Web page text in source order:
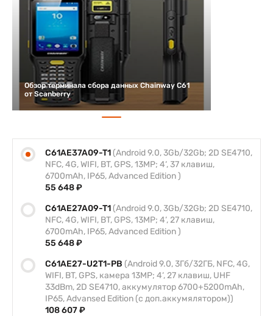
C61AE37A09-T1 (Android 9.0, 3Gb/32Gb; 2D SE4710,
NFC, 4G, WIFI, BT, GPS, 13MP; 4‘, 37 клавиш,
6700mAh, IP65, Advanced Edition )
55 648 ₽
C61AE27A09-T1 (Android 9.0, 3Gb/32Gb; 2D SE4710,
NFC, 4G, WIFI, BT, GPS, 13MP; 4‘, 27 клавиш,
6700mAh, IP65, Advanced Edition )
55 648 ₽
C61AE27-U2T1-PB (Android 9.0, 3Гб/32ГБ, NFC, 4G,
WIFI, BT, GPS, камера 13MP; 4‘, 27 клавиш, UHF
33dBm, 2D SE4710, аккумулятор 6700+5200mAh,
IP65, Advansed Edition (с доп.аккумялятором))
108 607 ₽
Обзор терминала сбора данных Chainway C61
от Scanberry